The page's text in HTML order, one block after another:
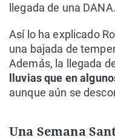
llegada de una DANA.
Así lo ha explicado
una bajada de
Además, la llegada
lluvias que en
aunque aún se
Una Semana